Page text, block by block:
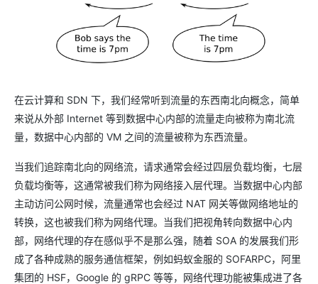
在云计算和 SDN 下，我们经常听到流量的东西南北向概念，简单
来说从外部 Internet 等到数据中心内部的流量走向被称为南北流
量，数据中心内部的 VM 之间的流量被称为东西流量。
当我们追踪南北向的网络流，请求通常会经过四层负载均衡，七层
负载均衡等，这通常被我们称为网络接入层代理。当数据中心内部
主动访问公网时候，流量通常也会经过 NAT 网关等做网络地址的
转换，这也被我们称为网络代理。当我们把视角转向数据中心内
部，网络代理的存在感似乎不是那么强，随着 SOA 的发展我们形
成了各种成熟的服务通信框架，例如蚂蚁金服的 SOFARPC，阿里
集团的 HSF，Google 的 gRPC 等等，网络代理功能被集成进了各